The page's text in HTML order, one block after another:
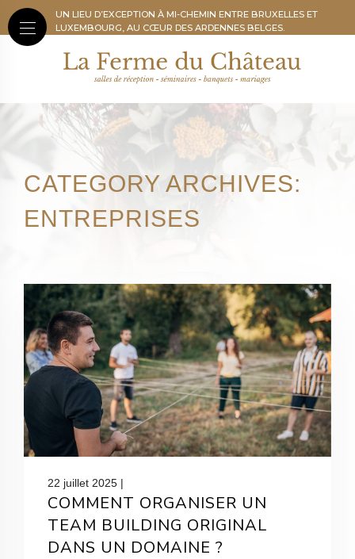
UN LIEU D’EXCEPTION À MI-CHEMIN ENTRE BRUXELLES ET
LUXEMBOURG, AU CŒUR DES ARDENNES BELGES.
CATEGORY ARCHIVES:
ENTREPRISES
22 juillet 2025 |
COMMENT ORGANISER UN
TEAM BUILDING ORIGINAL
DANS UN DOMAINE ?